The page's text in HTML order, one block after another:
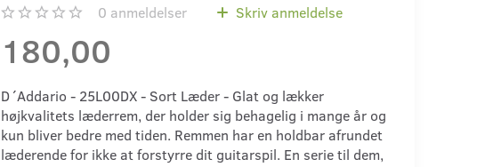
0 anmeldelser Skriv anmeldelse
180,00
D´Addario - 25L00DX - Sort Læder - Glat og lækker
højkvalitets læderrem, der holder sig behagelig i mange år og
kun bliver bedre med tiden. Remmen har en holdbar afrundet
læderende for ikke at forstyrre dit guitarspil. En serie til dem,